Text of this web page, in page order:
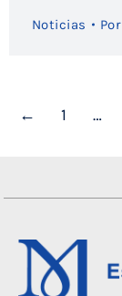
Noticias Por
← 1 …